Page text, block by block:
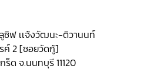
ฟ เเจ้งวัฒนะ-ติวานนท์
ค์ 2 [ซอยวัดกู้]
ด จ.นนทบุรี 11120